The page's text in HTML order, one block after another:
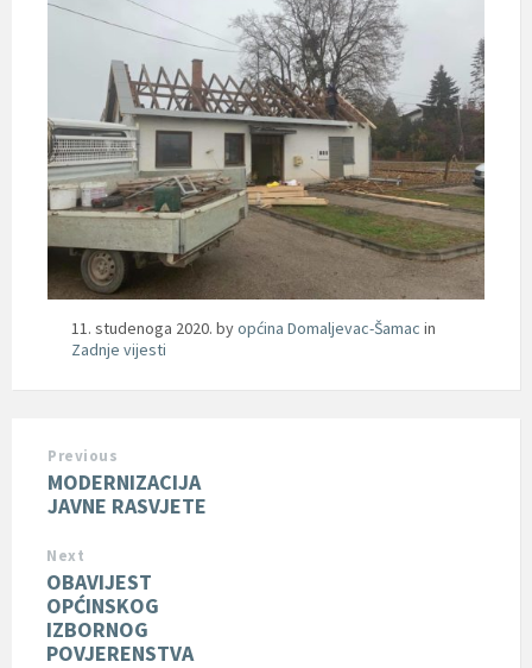
11. studenoga 2020. byopćina Domaljevac-Šamac in
Zadnje vijesti
Previous
MODERNIZACIJA
JAVNE RASVJETE
Next
OBAVIJEST
OPĆINSKOG
IZBORNOG
POVJERENSTVA